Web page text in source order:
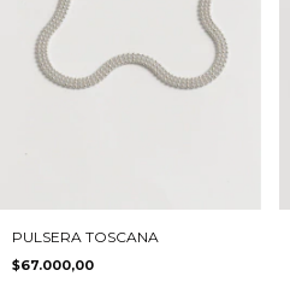
PULSERA TOSCANA
$67.000,00